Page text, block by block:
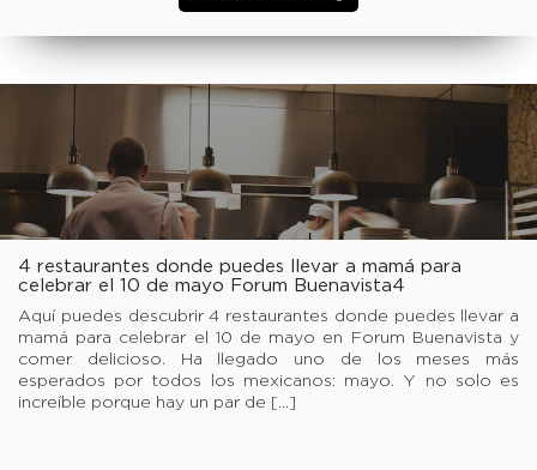
4 restaurantes donde puedes llevar a mamá para
celebrar el 10 de mayo Forum Buenavista4
restaurantes donde puedes llevar a mamá para
celebrar el 10 de mayo Forum Buenavista
Aquí puedes descubrir 4 restaurantes donde puedes llevar a
mamá para celebrar el 10 de mayo en Forum Buenavista y
comer delicioso. Ha llegado uno de los meses más
esperados por todos los mexicanos: mayo. Y no solo es
increíble porque hay un par de […]